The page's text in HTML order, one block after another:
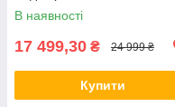
В наявності
17 499,30 ₴ 24 999 ₴
Купити